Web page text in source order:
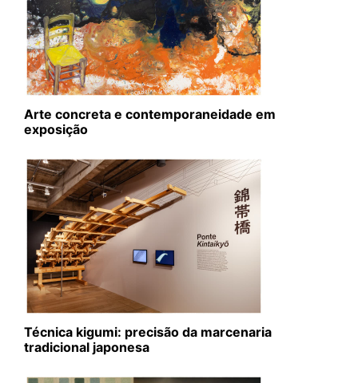
Arte concreta e contemporaneidade em
exposição
Técnica kigumi: precisão da marcenaria
tradicional japonesa